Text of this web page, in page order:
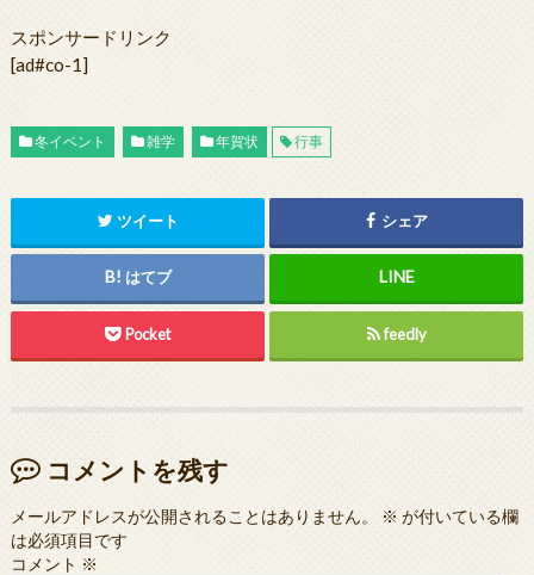
スポンサードリンク
[ad#co-1]
冬イベント 雑学 年賀状 行事
ツイート シェア
はてブ
Pocket feedly
コメントを残す
メールアドレスが公開されることはありません。 ※ が付いている欄
は必須項目です
コメント ※